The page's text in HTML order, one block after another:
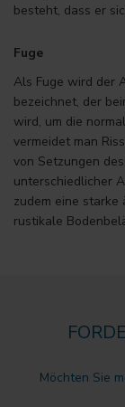
besteht, dass er
Fuge
Als Fuge wird der
bezeichnet, der
wird, um die
vermeidet man
von Setzungen
unterschiedlicher
zudem eine starke
rustikale
Möchten Sie